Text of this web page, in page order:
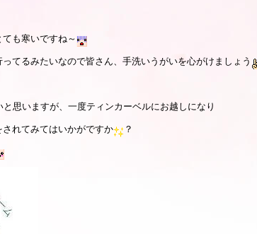
も寒いですね～
てるみたいなので皆さん、手洗いうがいを心がけましょう
思いますが、一度ティンカーベルにお越しになり
れてみてはいかがですか ？